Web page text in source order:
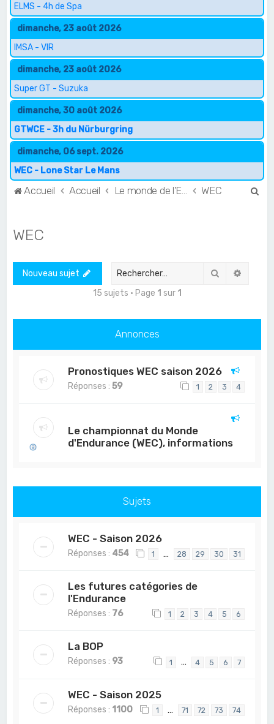
ELMS - 4h de Spa
dimanche, 23 août 2026
IMSA - VIR
dimanche, 23 août 2026
Super GT - Suzuka
dimanche, 30 août 2026
GTWCE - 3h du Nürburgring
dimanche, 06 sept. 2026
WEC - Lone Star Le Mans
Accueil Accueil WEC
WEC
Nouveau sujet Rechercher
15 sujets • Page 1 sur 1
Annonces
Pronostiques WEC saison 2026
Réponses :59 1 2 3 4
Le championnat du Monde
d'Endurance (WEC), informations
Sujets
WEC - Saison 2026
Réponses : 454 1 … 28 29 30 31
Les futures catégories de
l'Endurance
Réponses : 76 1 2 3 4 5 6
La BOP
Réponses : 93 1 … 4 5 6 7
WEC - Saison 2025
Réponses : 1100 1 … 71 72 73 74